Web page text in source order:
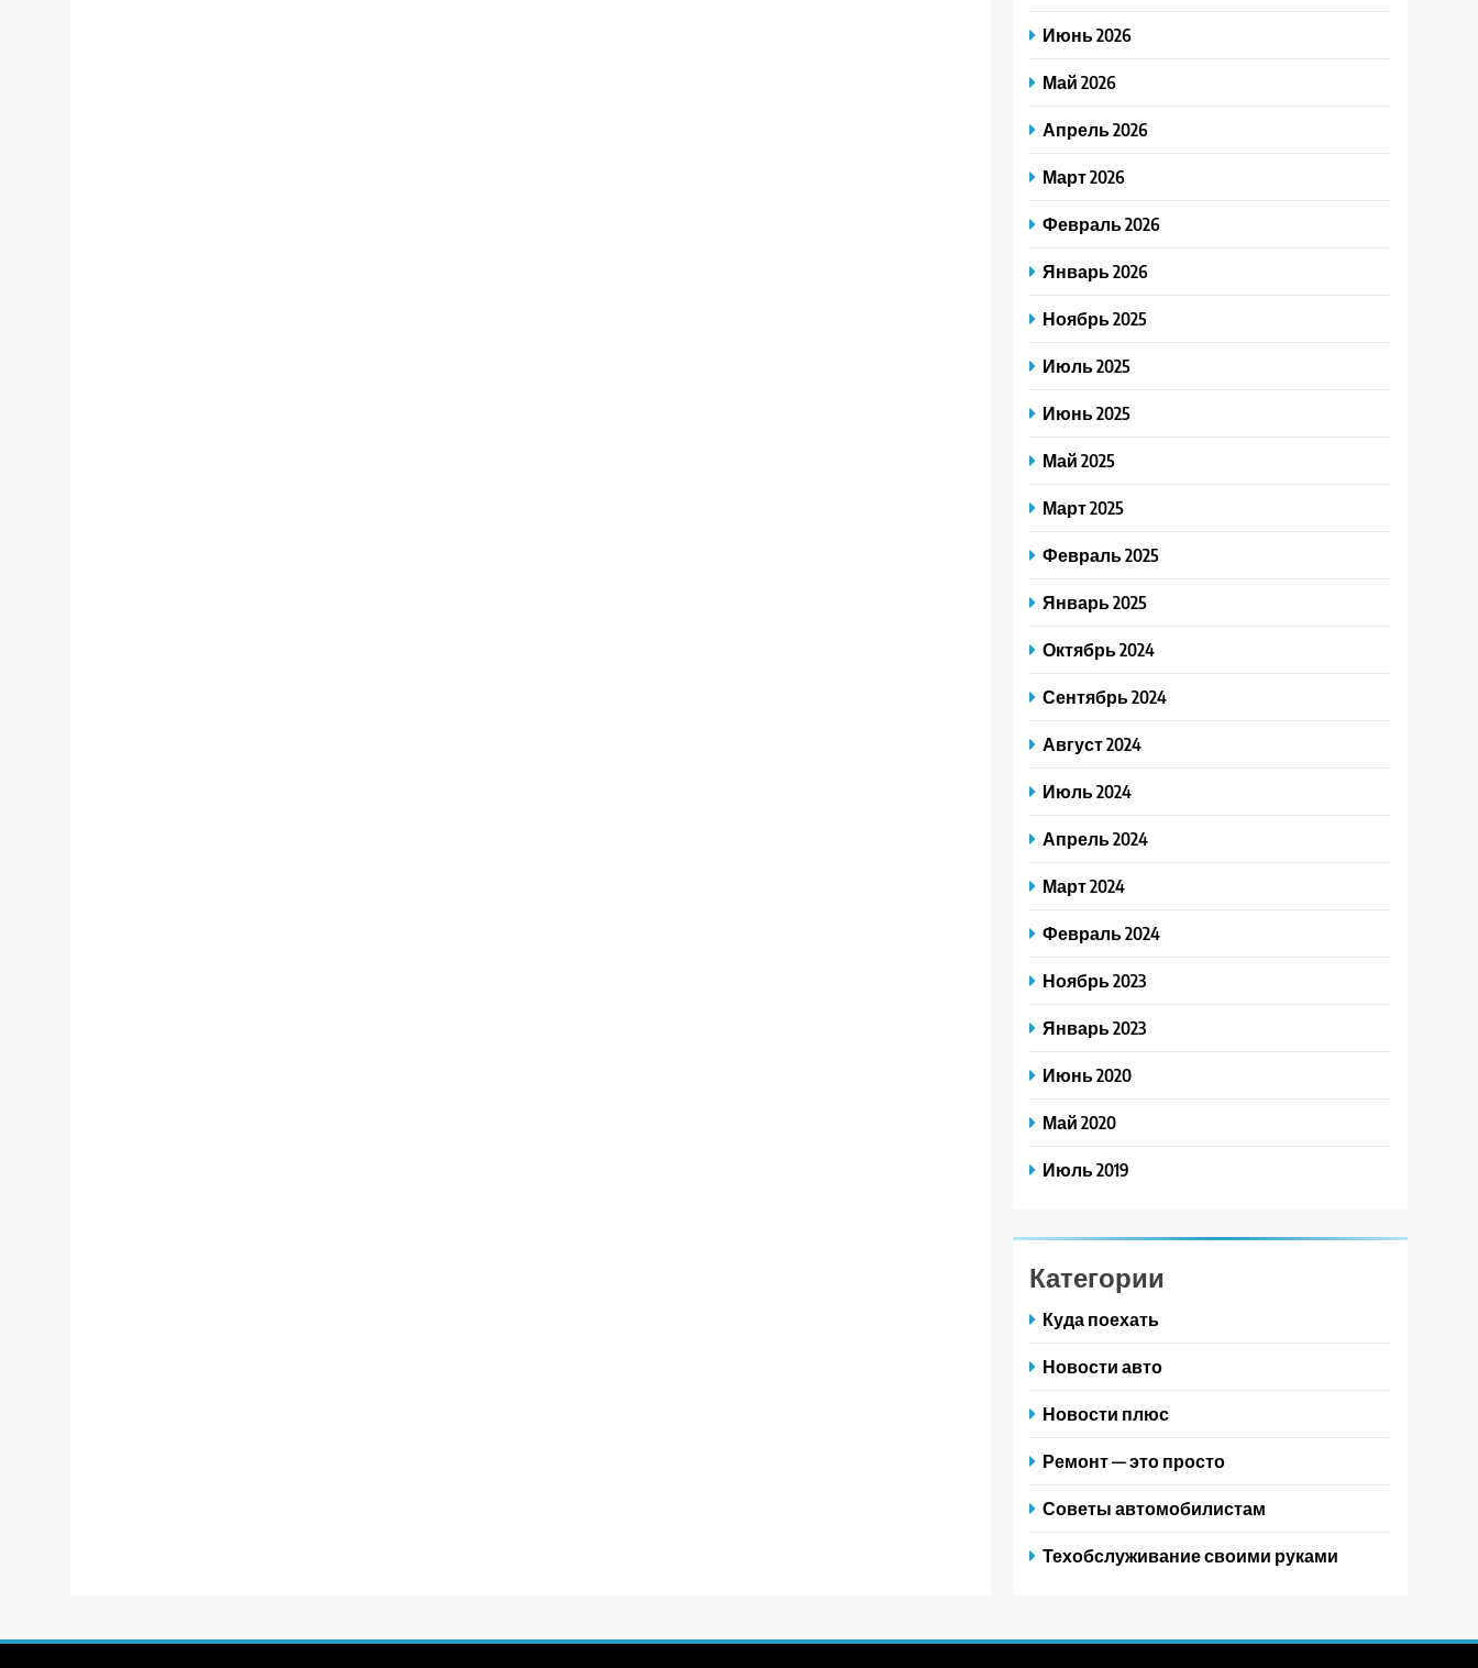
Июнь 2026
Май 2026
Апрель 2026
Март 2026
Февраль 2026
Январь 2026
Ноябрь 2025
Июль 2025
Июнь 2025
Май 2025
Март 2025
Февраль 2025
Январь 2025
Октябрь 2024
Сентябрь 2024
Август 2024
Июль 2024
Апрель 2024
Март 2024
Февраль 2024
Ноябрь 2023
Январь 2023
Июнь 2020
Май 2020
Июль 2019
Категории
Куда поехать
Новости авто
Новости плюс
Ремонт — это просто
Советы автомобилистам
Техобслуживание своими руками